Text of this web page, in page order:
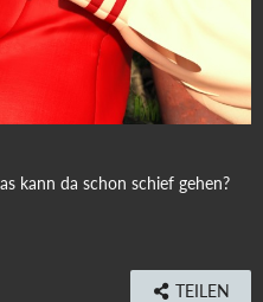
kann da schon schief gehen?
TEILEN